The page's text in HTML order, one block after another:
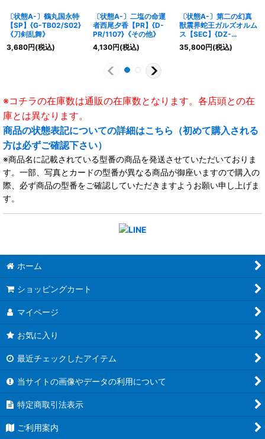
〔状態A-〕鶴丸国永特
【SP】{G-TB02/S02}
《刀剣乱舞》
3,680円(税込)
〔状態A-〕二塩の命運
者西尾夕香【PR】{D-
PR/1107}《その他》
4,130円(税込)
〔状態A-〕第二の幻真
獣震界蛇王ガルズオルム
ス【SEC】{DZ-
BT08/SEC03}《ブラン
トゲート》
35,800円(税込)
※コチラの在庫数は通販の在庫数となります。各店頭との在
庫とは異なります。
商品の状態表記についての詳細はこちら（初めて購入される
方は必ずご確認下さい）
※商品名に記載されている型番の商品を発送させていただいておりま
す。一部、写真とカードの型番が異なる商品が御座いますので購入の
際、必ず商品の型番をご確認していただきますようお願い申し上げま
す。
ホーム
ショッピングカート
マイページ
お気に入り
最近チェックしたアイテム
当サイトの画像やデータの利用について
特定商取引法表示
ご利用案内